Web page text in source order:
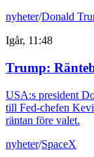
nyheter/Donald
Igår, 11:48
Trump:
USA:s president
till Fed-chefen
räntan före valet.
nyheter/SpaceX